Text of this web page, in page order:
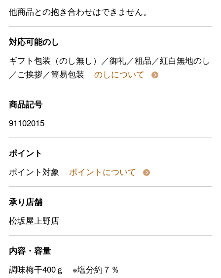
他商品との抱き合わせはできません。
対応可能のし
ギフト包装（のし無し）／御礼／粗品／紅白無地のし
／ご挨拶／簡易包装
のしについて
商品記号
91102015
ポイント
ポイント対象
ポイントについて
承り店舗
松坂屋上野店
内容・容量
調味梅干400ｇ ※塩分約７％